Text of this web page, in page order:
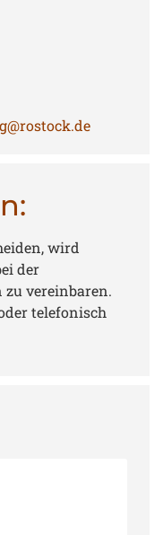
wird
der
vereinbaren.
telefonisch